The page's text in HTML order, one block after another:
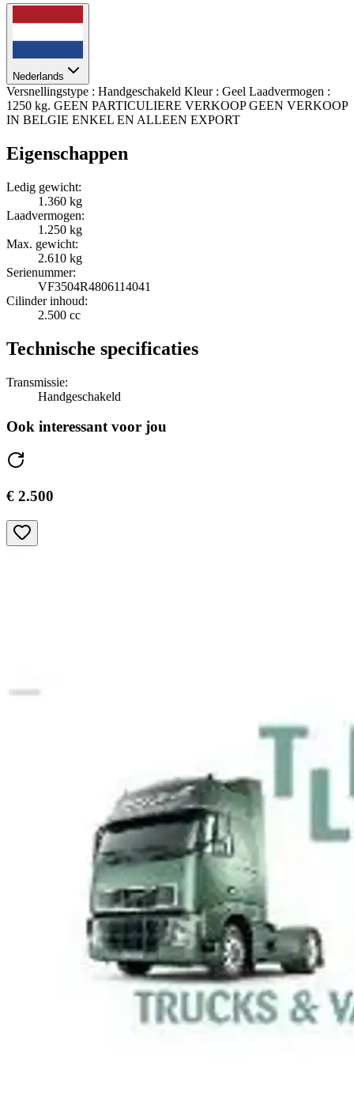
Nederlands
Versnellingstype : Handgeschakeld Kleur : Geel Laadvermogen :
1250 kg. GEEN PARTICULIERE VERKOOP GEEN VERKOOP
IN BELGIE ENKEL EN ALLEEN EXPORT
Eigenschappen
Ledig gewicht:
1.360 kg
Laadvermogen:
1.250 kg
Max. gewicht:
2.610 kg
Serienummer:
VF3504R4806114041
Cilinder inhoud:
2.500 cc
Technische specificaties
Transmissie:
Handgeschakeld
Ook interessant voor jou
€ 2.500